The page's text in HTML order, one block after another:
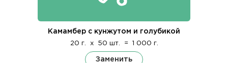
Камамбер с кунжутом и голубикой
20 г. x 50 шт. = 1 000 г.
Заменить